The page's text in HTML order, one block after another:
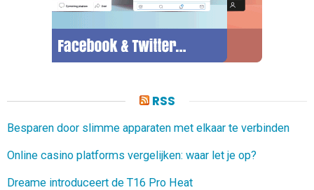
RSS
Besparen door slimme apparaten met elkaar te verbinden
Online casino platforms vergelijken: waar let je op?
Dreame introduceert de T16 Pro Heat